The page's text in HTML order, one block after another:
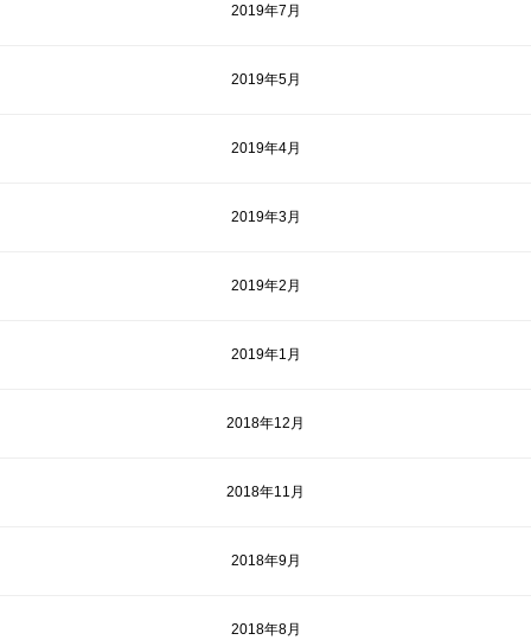
2019年7月
2019年5月
2019年4月
2019年3月
2019年2月
2019年1月
2018年12月
2018年11月
2018年9月
2018年8月